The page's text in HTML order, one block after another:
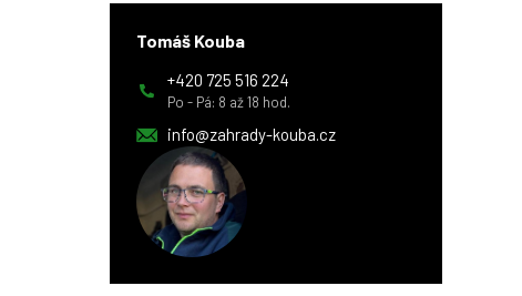
Tomáš Kouba
+420 725 516 224
Po - Pá: 8 až 18 hod.
info@zahrady-kouba.cz